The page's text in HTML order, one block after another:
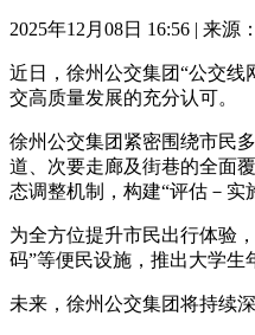
2025年12月08日 16:56 | 来源
近日，徐州公交集团“公交
交高质量发展的充分认可。
徐州公交集团紧密围绕市民
道、次要走廊及街巷的全面
态调整机制，构建“评估－实
为全方位提升市民出行体验
码”等便民设施，推出大学生
未来，徐州公交集团将持续